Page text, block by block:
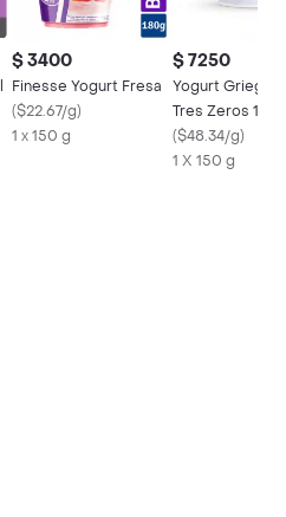
$ 3400
Finesse Yogurt Fresa
($22.67/g)
1 x 150 g
$ 7250
Yogurt Griego
Tres Zeros 150
($48.34/g)
1 X 150 g